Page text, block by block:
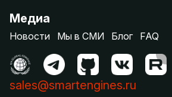
Медиа
Новости Мы в СМИ Блог FAQ
sales@smartengines.ru